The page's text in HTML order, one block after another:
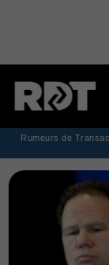
Rumeurs de